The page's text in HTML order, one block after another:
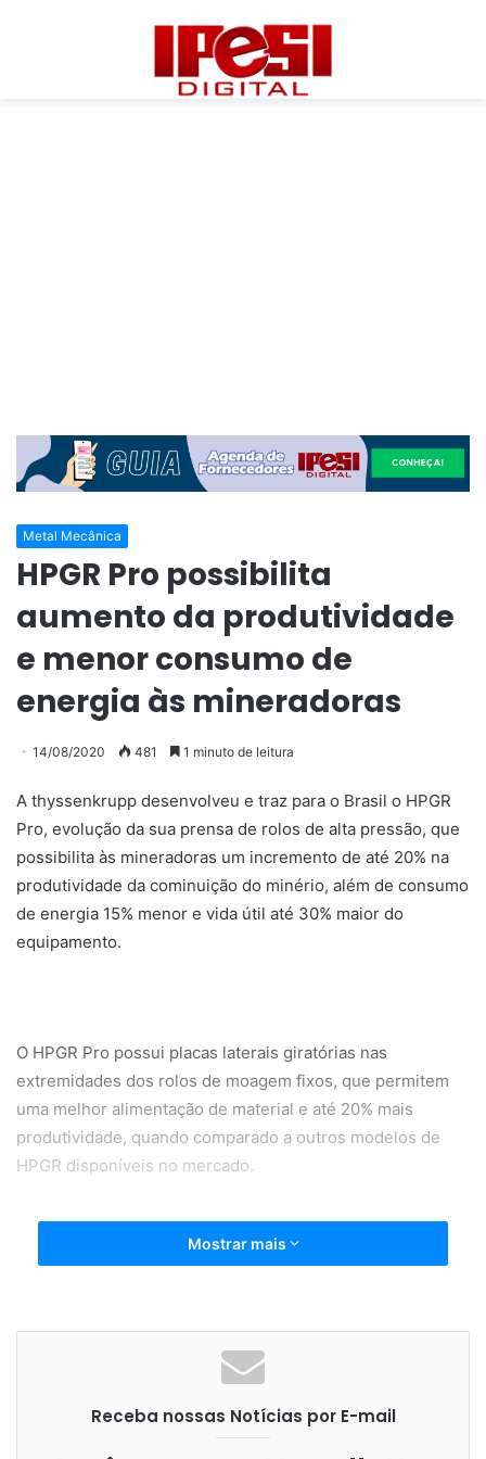
Metal Mecânica
HPGR Pro possibilita
aumento da produtividade
e menor consumo de
energia às mineradoras
14/08/2020 481 1 minuto de leitura
A thyssenkrupp desenvolveu e traz para o Brasil o HPGR
Pro, evolução da sua prensa de rolos de alta pressão, que
possibilita às mineradoras um incremento de até 20% na
produtividade da cominuição do minério, além de consumo
de energia 15% menor e vida útil até 30% maior do
equipamento.
O HPGR Pro possui placas laterais giratórias nas
extremidades dos rolos de moagem fixos, que permitem
uma melhor alimentação de material e até 20% mais
produtividade, quando comparado a outros modelos de
HPGR disponíveis no mercado.
energética é maior, trazendo uma economia de energia de
15% ao mesmo tempo em que baneficia um volume maior
de minério. O perfil de pressão uniforme na zona de
cominuição resulta em melhor resultado de moagem e
desgaste mais uniforme da superfície das bandagens, o
Mostrar mais
Receba nossas Notícias por E-mail